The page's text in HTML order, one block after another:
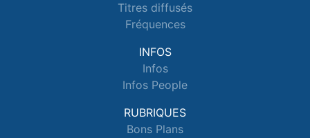
Titres diffusés
Fréquences
INFOS
Infos
Infos People
RUBRIQUES
Bons Plans